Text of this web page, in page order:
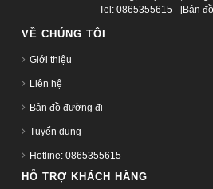
Tel: 0865355615 - [Bản
VỀ CHÚNG TÔI
Giới thiệu
Liên hệ
Bản đồ đường đi
Tuyển dụng
Hotline: 0865355615
HỖ TRỢ KHÁCH HÀNG